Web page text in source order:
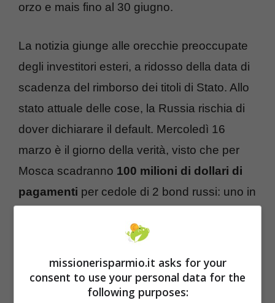
orzo e mais fino al 30 giugno.
La notizia giunge alle orecchie preoccupate
degli investitori esteri, a ridosso della data di
scadenza del rimborso dei titoli di Stato. Allo
stato attuale delle cose, la Russia rischia di
dover dichiarare il default. Mercoledì 16
marzo è il giorno della verità, visto che per
Mosca scadranno 100 milioni di dollari di
pagamenti per cedole di 2 bond russi: uno in
questa data le somme che la Russia deve
con il 31 marzo che si chiude con la
scadenza del pagamento dialtri 359 milioni
missionerisparmio.it asks for your
consent to use your personal data for the
following purposes: